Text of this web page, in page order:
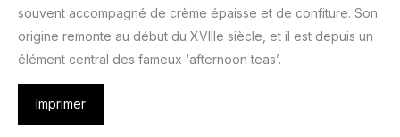
souvent accompagné de crème épaisse et de confiture. Son
origine remonte au début du XVIIIe siècle, et il est depuis un
élément central des fameux ‘afternoon teas’.
Imprimer